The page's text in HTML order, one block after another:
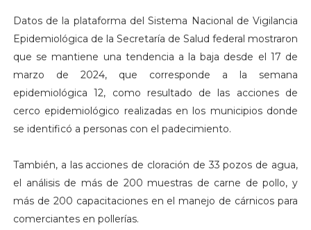
Datos de la plataforma del Sistema Nacional de Vigilancia
Epidemiológica de la Secretaría de Salud federal mostraron
que se mantiene una tendencia a la baja desde el 17 de
marzo de 2024, que corresponde a la semana
epidemiológica 12, como resultado de las acciones de
cerco epidemiológico realizadas en los municipios donde
se identificó a personas con el padecimiento.
También, a las acciones de cloración de 33 pozos de agua,
el análisis de más de 200 muestras de carne de pollo, y
más de 200 capacitaciones en el manejo de cárnicos para
comerciantes en pollerías.